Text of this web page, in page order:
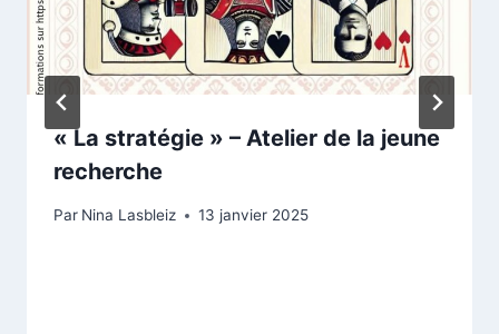
« La stratégie » – Atelier de la jeune
recherche
Par Nina Lasbleiz 13 janvier 2025